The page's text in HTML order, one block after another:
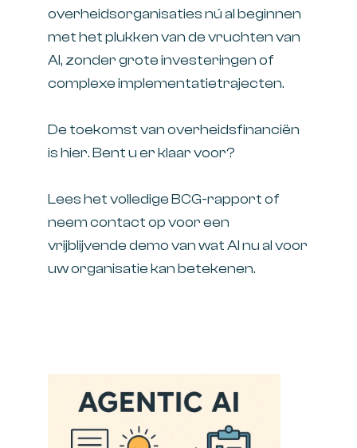
overheidsorganisaties nú al beginnen
met het plukken van de vruchten van
AI, zonder grote investeringen of
complexe implementatietrajecten.
De toekomst van overheidsfinanciën
is hier. Bent u er klaar voor?
Lees het volledige BCG-rapport of
neem contact op voor een
vrijblijvende demo van wat AI nu al voor
uw organisatie kan betekenen.